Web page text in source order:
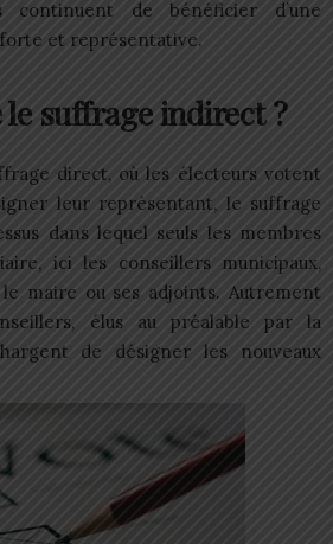
continuent de bénéficier d’une
et représentative.
le suffrage indirect ?
direct, où les électeurs votent
leur représentant, le suffrage
dans lequel seuls les membres
ici les conseillers municipaux,
maire ou ses adjoints. Autrement
élus au préalable par la
de désigner les nouveaux